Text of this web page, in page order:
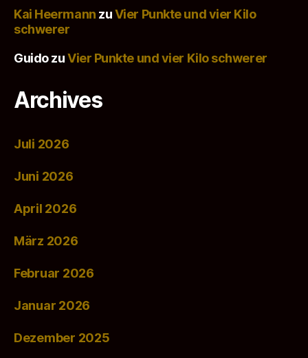
Kai Heermann zuVier Punkte und vier Kilo
schwerer
GuidozuVier Punkte und vier Kilo schwerer
Archives
Juli 2026
Juni 2026
April 2026
März 2026
Februar 2026
Januar 2026
Dezember 2025